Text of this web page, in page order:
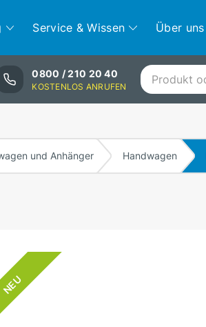
Service & Wissen Über uns
0800 / 210 20 40
KOSTENLOS ANRUFEN
und Anhänger Handwagen
NEU